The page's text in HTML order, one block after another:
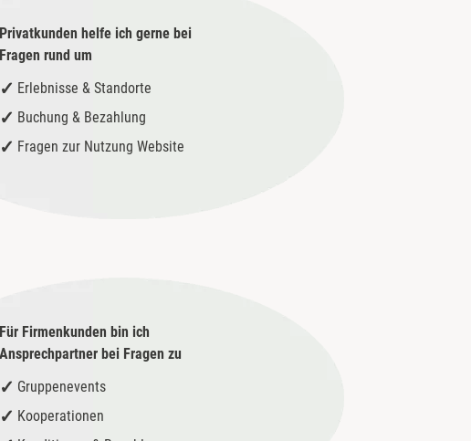
Privatkunden helfe ich gerne bei
Fragen rund um
Erlebnisse & Standorte
Buchung & Bezahlung
Fragen zur Nutzung Website
Für Firmenkunden bin ich
Ansprechpartner bei Fragen zu
Gruppenevents
Kooperationen